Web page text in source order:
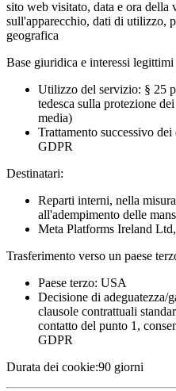
sito web visitato, data e ora della
sull'apparecchio, dati di utilizzo,
geografica
Base giuridica e interessi legittimi
Utilizzo del servizio: § 25
tedesca sulla protezione
media)
Trattamento successivo
GDPR
Destinatari:
Reparti interni, nella
all'adempimento delle
Meta Platforms Ireland
Trasferimento verso un paese
Paese terzo: USA
Decisione di adeguatezza/
clausole contrattuali
contatto del punto 1,
GDPR
Durata dei cookie:90 giorni